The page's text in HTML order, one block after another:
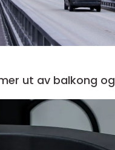
ut av balkong og